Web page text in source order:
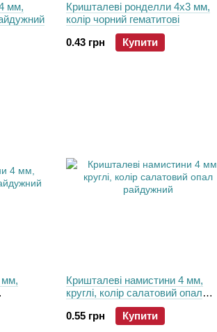
мм,
Кришталеві ронделли 4х3 мм,
колір чорний гематитові
0.43 грн
Купити
мм,
Кришталеві намистини 4 мм,
круглі, колір салатовий опал
райдужний
0.55 грн
Купити